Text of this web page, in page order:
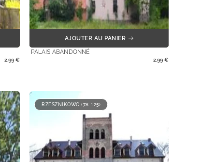
2,99€
AJOUTER AU PANIER
PALAIS ABANDONNÉ
2,99 €
RZESZNIKOWO (78-125)